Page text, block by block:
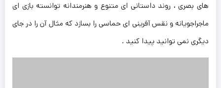
های بصری ، روند داستانی ای متنوع و هنرمندانه توانسته بازی ای
ماجراجویانه و نقس آفرینی ای حماسی را بسازد که مثال آن را در جای
دیگری نمی توانید پیدا کنید .